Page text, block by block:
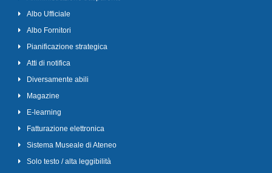
Albo Ufficiale
Albo Fornitori
Pianificazione strategica
Atti di notifica
Diversamente abili
Magazine
E-learning
Fatturazione elettronica
Sistema Museale di Ateneo
Solo testo / alta leggibilità